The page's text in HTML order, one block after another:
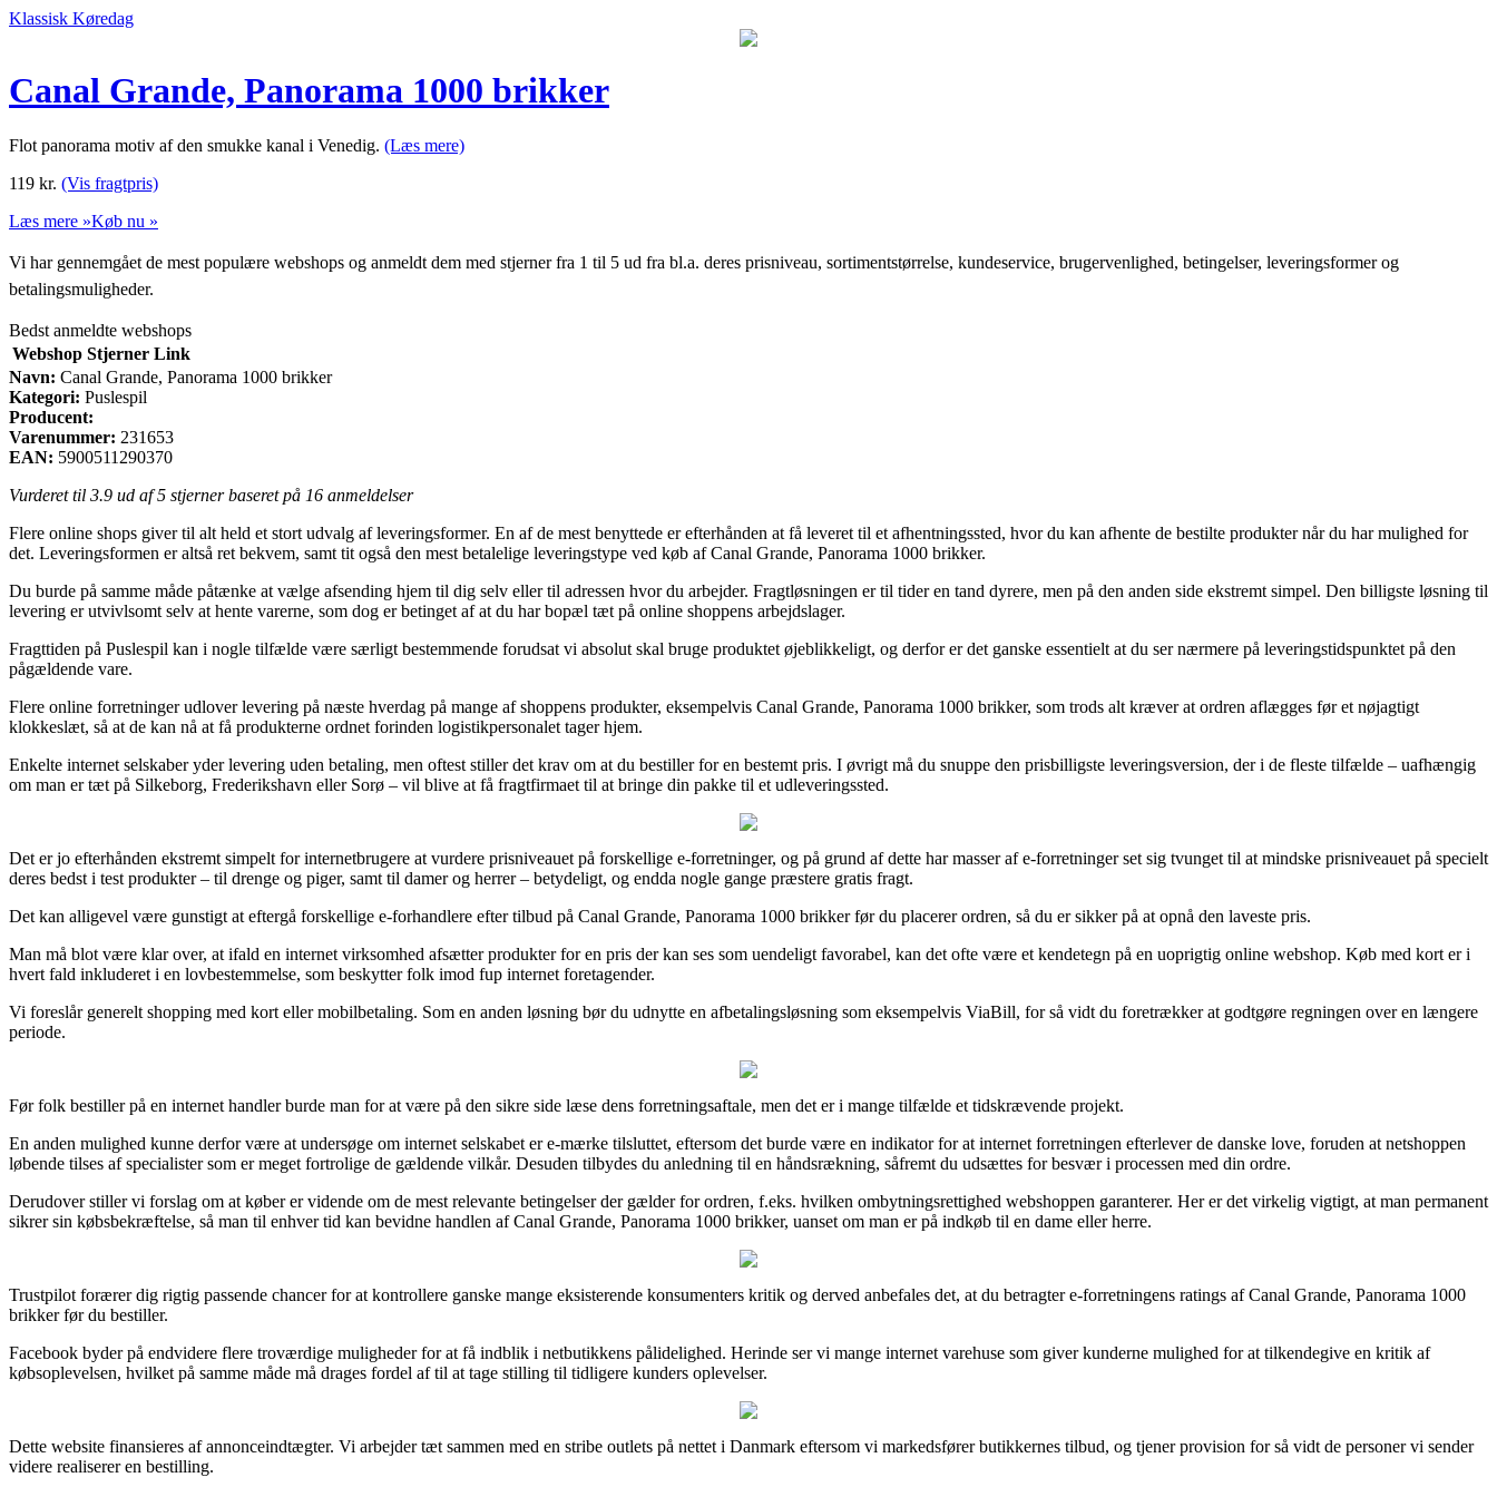
Klassisk Køredag
Canal Grande, Panorama 1000 brikker
Flot panorama motiv af den smukke kanal i Venedig. (Læs mere)
119 kr. (Vis fragtpris)
Læs mere »Køb nu »
Vi har gennemgået de mest populære webshops og anmeldt dem med stjerner fra 1 til 5 ud fra bl.a. deres prisniveau, sortimentstørrelse, kundeservice, brugervenlighed, betingelser, leveringsformer og
betalingsmuligheder.
Bedst anmeldte webshops
Webshop Stjerner Link
Navn: Canal Grande, Panorama 1000 brikker
Kategori: Puslespil
Producent:
Varenummer: 231653
EAN: 5900511290370
Vurderet til 3.9 ud af 5 stjerner baseret på 16 anmeldelser
Flere online shops giver til alt held et stort udvalg af leveringsformer. En af de mest benyttede er efterhånden at få leveret til et afhentningssted, hvor du kan afhente de bestilte produkter når du har mulighed for
det. Leveringsformen er altså ret bekvem, samt tit også den mest betalelige leveringstype ved køb af Canal Grande, Panorama 1000 brikker.
Du burde på samme måde påtænke at vælge afsending hjem til dig selv eller til adressen hvor du arbejder. Fragtløsningen er til tider en tand dyrere, men på den anden side ekstremt simpel. Den billigste løsning til
levering er utvivlsomt selv at hente varerne, som dog er betinget af at du har bopæl tæt på online shoppens arbejdslager.
Fragttiden på Puslespil kan i nogle tilfælde være særligt bestemmende forudsat vi absolut skal bruge produktet øjeblikkeligt, og derfor er det ganske essentielt at du ser nærmere på leveringstidspunktet på den
pågældende vare.
Flere online forretninger udlover levering på næste hverdag på mange af shoppens produkter, eksempelvis Canal Grande, Panorama 1000 brikker, som trods alt kræver at ordren aflægges før et nøjagtigt
klokkeslæt, så at de kan nå at få produkterne ordnet forinden logistikpersonalet tager hjem.
Enkelte internet selskaber yder levering uden betaling, men oftest stiller det krav om at du bestiller for en bestemt pris. I øvrigt må du snuppe den prisbilligste leveringsversion, der i de fleste tilfælde – uafhængig
om man er tæt på Silkeborg, Frederikshavn eller Sorø – vil blive at få fragtfirmaet til at bringe din pakke til et udleveringssted.
Det er jo efterhånden ekstremt simpelt for internetbrugere at vurdere prisniveauet på forskellige e-forretninger, og på grund af dette har masser af e-forretninger set sig tvunget til at mindske prisniveauet på specielt
deres bedst i test produkter – til drenge og piger, samt til damer og herrer – betydeligt, og endda nogle gange præstere gratis fragt.
Det kan alligevel være gunstigt at eftergå forskellige e-forhandlere efter tilbud på Canal Grande, Panorama 1000 brikker før du placerer ordren, så du er sikker på at opnå den laveste pris.
Man må blot være klar over, at ifald en internet virksomhed afsætter produkter for en pris der kan ses som uendeligt favorabel, kan det ofte være et kendetegn på en uoprigtig online webshop. Køb med kort er i
hvert fald inkluderet i en lovbestemmelse, som beskytter folk imod fup internet foretagender.
Vi foreslår generelt shopping med kort eller mobilbetaling. Som en anden løsning bør du udnytte en afbetalingsløsning som eksempelvis ViaBill, for så vidt du foretrækker at godtgøre regningen over en længere
periode.
Før folk bestiller på en internet handler burde man for at være på den sikre side læse dens forretningsaftale, men det er i mange tilfælde et tidskrævende projekt.
En anden mulighed kunne derfor være at undersøge om internet selskabet er e-mærke tilsluttet, eftersom det burde være en indikator for at internet forretningen efterlever de danske love, foruden at netshoppen
løbende tilses af specialister som er meget fortrolige de gældende vilkår. Desuden tilbydes du anledning til en håndsrækning, såfremt du udsættes for besvær i processen med din ordre.
Derudover stiller vi forslag om at køber er vidende om de mest relevante betingelser der gælder for ordren, f.eks. hvilken ombytningsrettighed webshoppen garanterer. Her er det virkelig vigtigt, at man permanent
sikrer sin købsbekræftelse, så man til enhver tid kan bevidne handlen af Canal Grande, Panorama 1000 brikker, uanset om man er på indkøb til en dame eller herre.
Trustpilot forærer dig rigtig passende chancer for at kontrollere ganske mange eksisterende konsumenters kritik og derved anbefales det, at du betragter e-forretningens ratings af Canal Grande, Panorama 1000
brikker før du bestiller.
Facebook byder på endvidere flere troværdige muligheder for at få indblik i netbutikkens pålidelighed. Herinde ser vi mange internet varehuse som giver kunderne mulighed for at tilkendegive en kritik af
købsoplevelsen, hvilket på samme måde må drages fordel af til at tage stilling til tidligere kunders oplevelser.
Dette website finansieres af annonceindtægter. Vi arbejder tæt sammen med en stribe outlets på nettet i Danmark eftersom vi markedsfører butikkernes tilbud, og tjener provision for så vidt de personer vi sender
videre realiserer en bestilling.